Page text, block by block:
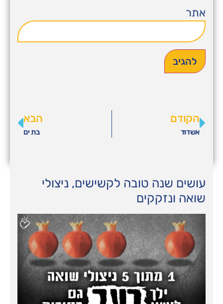
אתר
הקודם
אשדוד
הבא
בת ים
עושים שנה טובה לקשישים, ניצולי
שואה ונזקקים